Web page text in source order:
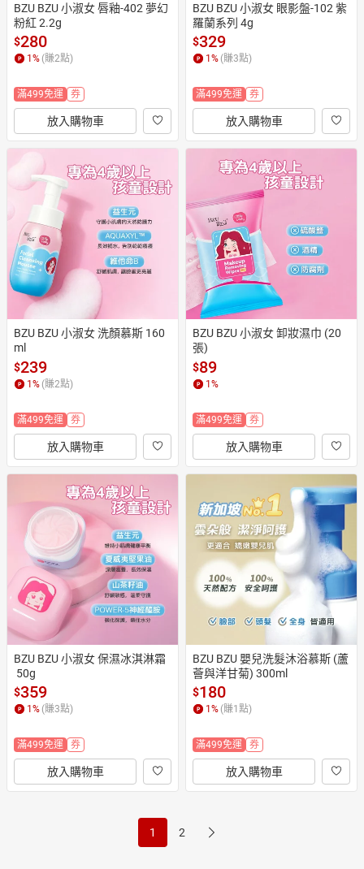
BZU BZU 小淑女 唇釉-402 夢幻
粉紅 2.2g
$280
1 % (賺2點)
滿499免運 券
放入購物車
BZU BZU 小淑女 眼影盤-102 紫
羅蘭系列 4g
$329
1 % (賺3點)
滿499免運 券
放入購物車
BZU BZU 小淑女 洗顏慕斯 160
ml
$239
1% (賺2點)
滿499免運 券
放入購物車
BZU BZU 小淑女 卸妝濕巾 (20
張)
$89
1%
滿499免運 券
放入購物車
BZU BZU 小淑女 保濕冰淇淋霜
50g
$359
1 % (賺3點)
滿499免運 券
放入購物車
BZU BZU 嬰兒洗髮沐浴慕斯 (蘆
薈與洋甘菊) 300ml
$180
1 % (賺1 點)
滿499免運 券
放入購物車
1 2